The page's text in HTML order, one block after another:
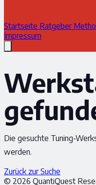
Startseite Ratgeber
Impressum
Die gesuchte Tuning-
werden.
Zurück zur Suche
© 2026 QuantiQuest